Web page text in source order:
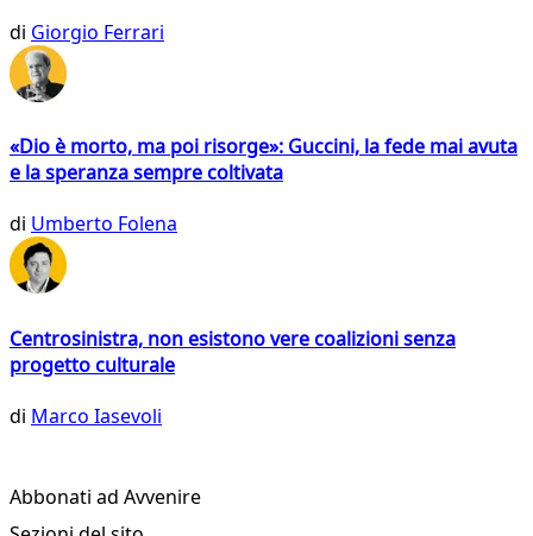
di Giorgio Ferrari
«Dio è morto, ma poi risorge»: Guccini, la fede mai avuta
e la speranza sempre coltivata
di Umberto Folena
Centrosinistra, non esistono vere coalizioni senza
progetto culturale
di Marco Iasevoli
Abbonati ad Avvenire